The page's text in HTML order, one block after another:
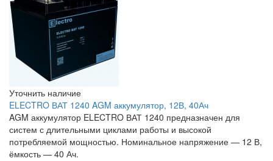
Уточнить наличие
ELECTRO ВАТ 1240 AGM аккумулятор, 12В, 40Ач
AGM аккумулятор ELECTRO ВАТ 1240 предназначен для
систем с длительными циклами работы и высокой
потребляемой мощностью. Номинальное напряжение — 12 В,
ёмкость — 40 Ач.